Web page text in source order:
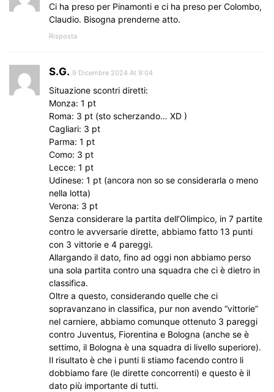
Ci ha preso per Pinamonti e ci ha preso per Colombo,
Claudio. Bisogna prenderne atto.
Risposta
S.G. 9 Dicembre 2024 At 9:04
Situazione scontri diretti:
Monza: 1 pt
Roma: 3 pt (sto scherzando… XD )
Cagliari: 3 pt
Parma: 1 pt
Como: 3 pt
Lecce: 1 pt
Udinese: 1 pt (ancora non so se considerarla o meno
nella lotta)
Verona: 3 pt
Senza considerare la partita dell’Olimpico, in 7 partite
contro le avversarie dirette, abbiamo fatto 13 punti
con 3 vittorie e 4 pareggi.
Allargando il dato, fino ad oggi non abbiamo perso
una sola partita contro una squadra che ci è dietro in
classifica.
Oltre a questo, considerando quelle che ci
sopravanzano in classifica, pur non avendo “vittorie”
nel carniere, abbiamo comunque ottenuto 3 pareggi
contro Juventus, Fiorentina e Bologna (anche se è
settimo, il Bologna è una squadra di livello superiore).
Il risultato è che i punti li stiamo facendo contro li
dobbiamo fare (le dirette concorrenti) e questo è il
dato più importante di tutti.